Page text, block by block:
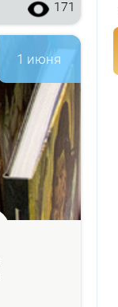
171
1 июня